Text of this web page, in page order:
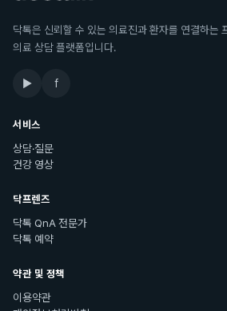
닥톡은 신뢰할 수 있는 의료진과 환자를 연결하는
의료 상담 플랫폼입니다.
▶ f
서비스
상담·질문
건강 영상
닥프렌즈
닥톡 QnA 전문가
닥톡 예약
약관 및 정책
이용약관